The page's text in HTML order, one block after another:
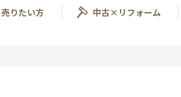
売りたい方 中古×リフォーム